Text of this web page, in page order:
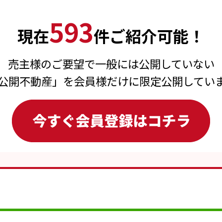
現在593件ご紹介可能！
売主様のご要望で一般には公開していない
開不動産」を会員様だけに限定公開してい